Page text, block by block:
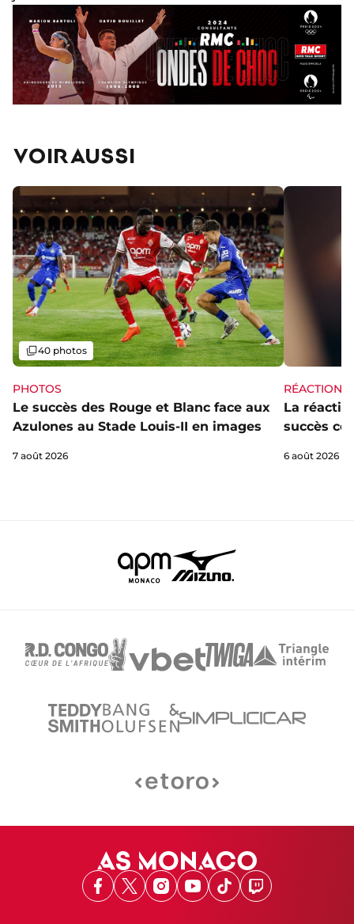
VOIR AUSSI
PHOTOS
Le succès des Rouge et Blanc face aux
Azulones au Stade Louis-II en images
Galerie
40 photos
7 août 2026
RÉACTIONS
La
succès
6 août 2026
Facebook
X Instagram
Youtube
TikTokTwitch